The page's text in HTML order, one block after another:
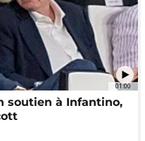
01:00
soutien à Infantino,